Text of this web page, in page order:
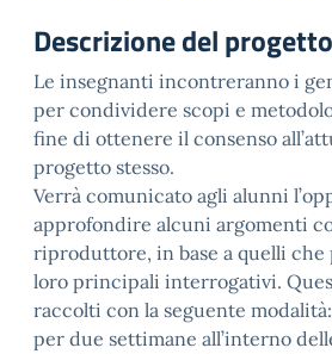
Descrizione del progetto
Le insegnanti incontreranno i
per condividere scopi e
fine di ottenere il consenso
progetto stesso.
Verrà comunicato agli alunni
approfondire alcuni argomenti
riproduttore, in base a quelli che
loro principali interrogativi.
raccolti con la seguente
per due settimane all’interno